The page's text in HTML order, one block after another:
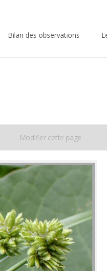
Bilan des observations
Modifier cette page